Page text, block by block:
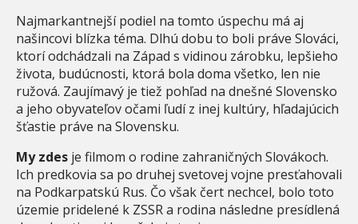
Najmarkantnejší podiel na tomto úspechu má aj
našincovi blízka téma. Dlhú dobu to boli práve Slováci,
ktorí odchádzali na Západ s vidinou zárobku, lepšieho
života, budúcnosti, ktorá bola doma všetko, len nie
ružová. Zaujímavý je tiež pohľad na dnešné Slovensko
a jeho obyvateľov očami ľudí z inej kultúry, hľadajúcich
šťastie práve na Slovensku.
My zdes je filmom o rodine zahraničných Slovákoch.
Ich predkovia sa po druhej svetovej vojne presťahovali
na Podkarpatskú Rus. Čo však čert nechcel, bolo toto
územie pridelené k ZSSR a rodina následne presídlená